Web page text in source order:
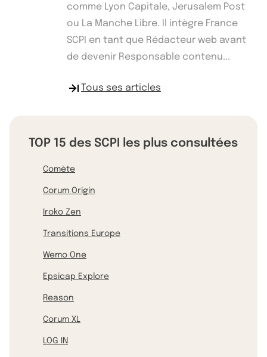
comme Lyon Capitale, Jerusalem Post
ou La Manche Libre. Il intègre France
SCPI en tant que Rédacteur web avant
de devenir Responsable contenu...
Tous ses articles
TOP 15 des SCPI les plus consultées
Comète
Corum Origin
Iroko Zen
Transitions Europe
Wemo One
Epsicap Explore
Reason
Corum XL
LOG IN